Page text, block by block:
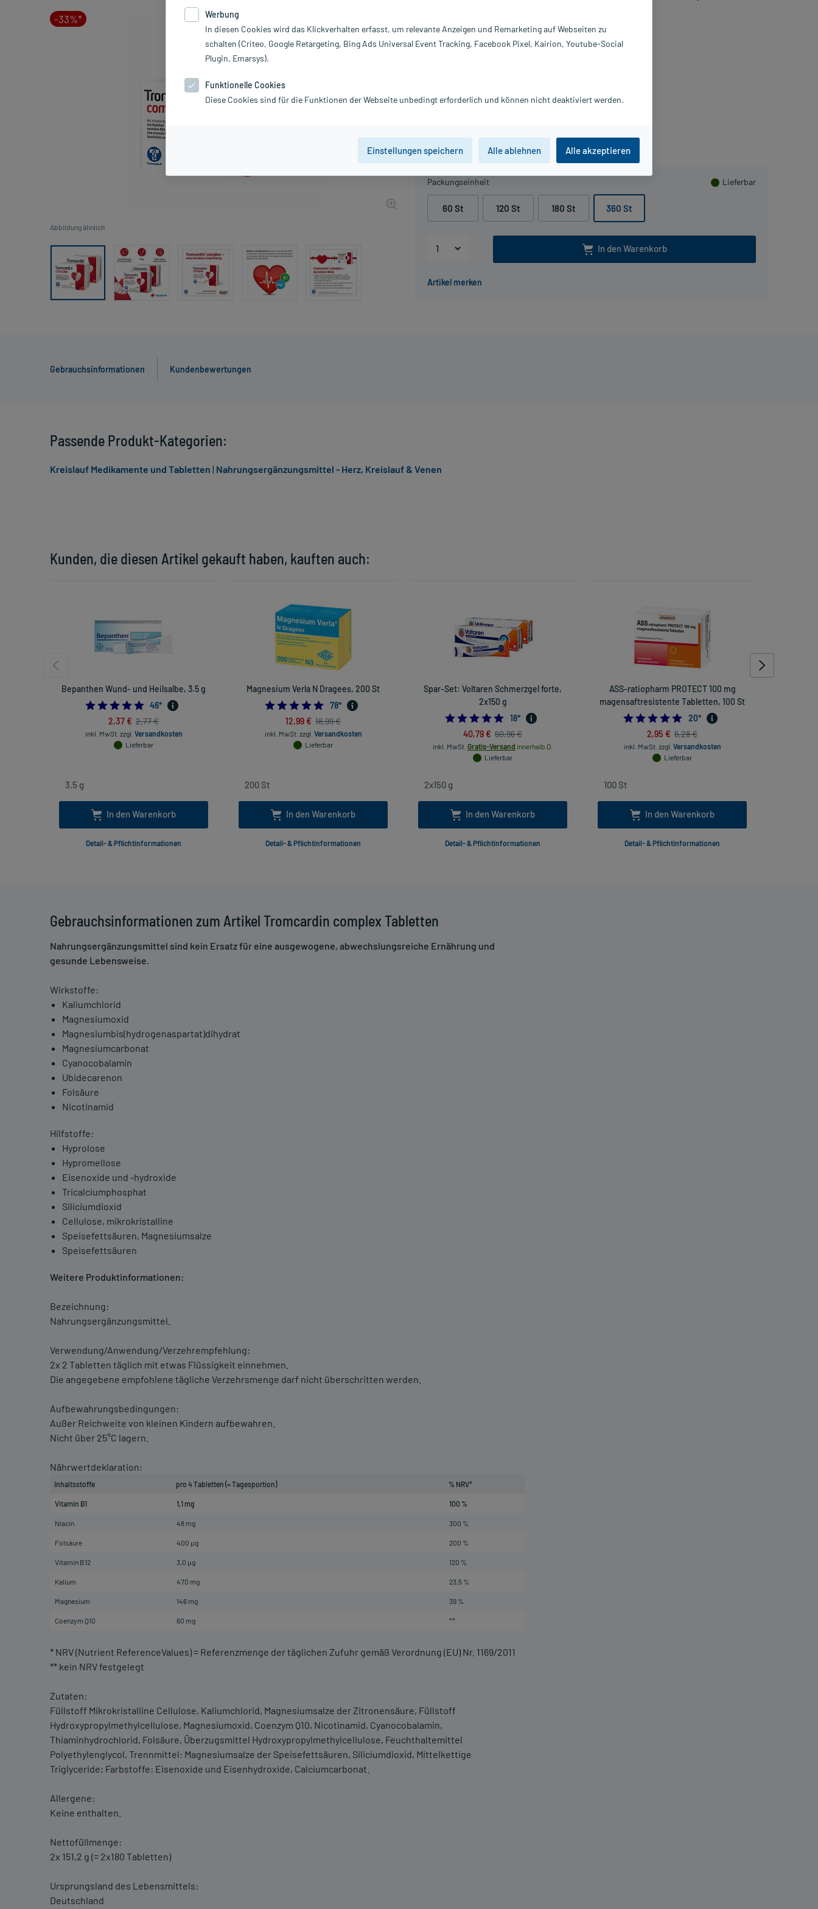
-33%*
Abbildung ähnlich
inkl. MwSt. Gratis-Versandinnerhalb D.
Packungseinheit Lieferbar
60 St 120 St 180 St 360 St
In den Warenkorb
Darreichung:
Tabletten
Inhalt:
2X180 St
Produktbroschüre als PDF
Gebrauchsinformationen Kundenbewertungen
Gebrauchsinformationen zum Artikel Tromcardin complex Tabletten
Nahrungsergänzungsmittel sind kein Ersatz für eine ausgewogene, abwechslungsreiche Ernährung und
gesunde Lebensweise.
Wirkstoffe:
Kaliumchlorid
Magnesiumoxid
Magnesiumbis(hydrogenaspartat)dihydrat
Magnesiumcarbonat
Cyanocobalamin
Ubidecarenon
Folsäure
Nicotinamid
Hilfstoffe:
Hyprolose
Hypromellose
Eisenoxide und -hydroxide
Tricalciumphosphat
Siliciumdioxid
Cellulose, mikrokristalline
Speisefettsäuren, Magnesiumsalze
Speisefettsäuren
Weitere Produktinformationen:
Bezeichnung:
Nahrungsergänzungsmittel.
Verwendung/Anwendung/Verzehrempfehlung:
2x 2 Tabletten täglich mit etwas Flüssigkeit einnehmen.
Die angegebene empfohlene tägliche Verzehrsmenge darf nicht überschritten werden.
Aufbewahrungsbedingungen:
Außer Reichweite von kleinen Kindern aufbewahren.
Nicht über 25°C lagern.
Nährwertdeklaration:
Inhaltsstoffe pro 4 Tabletten (= Tagesportion) % NRV*
Vitamin B1 1,1 mg 100 %
Niacin 48 mg 300 %
Folsäure 400 µg 200 %
Vitamin B12 3,0 µg 120 %
Kalium 470 mg 23,5 %
Magnesium 146 mg 39 %
Coenzym Q10 60 mg **
* NRV (Nutrient ReferenceValues) = Referenzmenge der täglichen Zufuhr gemäß Verordnung (EU) Nr. 1169/2011
** kein NRV festgelegt
Zutaten:
Füllstoff Mikrokristalline Cellulose, Kaliumchlorid, Magnesiumsalze der Zitronensäure, Füllstoff
Hydroxypropylmethylcellulose, Magnesiumoxid, Coenzym Q10, Nicotinamid, Cyanocobalamin,
Thiaminhydrochlorid, Folsäure, Überzugsmittel Hydroxypropylmethylcellulose, Feuchthaltemittel
Polyethylenglycol, Trennmittel: Magnesiumsalze der Speisefettsäuren, Siliciumdioxid, Mittelkettige
Triglyceride; Farbstoffe: Eisenoxide und Eisenhydroxide, Calciumcarbonat.
Allergene:
Keine enthalten.
Nettofüllmenge:
2x 151,2 g (= 2x180 Tabletten)
Ursprungsland des Lebensmittels:
Deutschland
Kunden, die diesen Artikel gekauft haben, kauften auch:
Bepanthen Wund- und Heilsalbe, 3.5 g
5.0
46*
2,37 € 2,77 €
inkl. MwSt. zzgl. Versandkosten
Lieferbar
In den Warenkorb
Detail- & Pflichtinformationen
Magnesium Verla N Dragees, 200 St
4.884615384615385
78*
12,99 € 18,99 €
inkl. MwSt. zzgl. Versandkosten
Lieferbar
In den Warenkorb
Detail- & Pflichtinformationen
Spar-Set: Voltaren Schmerzgel forte,
2x150 g
5.0
18*
40,79 € 60,96 €
inkl. MwSt. Gratis-Versand innerhalb D.
Lieferbar
In den Warenkorb
Detail- & Pflichtinformationen
ASS-ratiopharm PROTECT 100 mg
magensaftresistente Tabletten, 100 St
4.9
20*
2,95 € 6,28 €
inkl. MwSt. zzgl. Versandkosten
Lieferbar
In den Warenkorb
Detail- & Pflichtinformationen
Passende Produkt-Kategorien:
Kreislauf Medikamente und Tabletten | Nahrungsergänzungsmittel - Herz, Kreislauf & Venen
Werbung
In diesen Cookies wird das Klickverhalten erfasst, um relevante Anzeigen und Remarketing auf Webseiten zu
schalten (Criteo, Google Retargeting, Bing Ads Universal Event Tracking, Facebook Pixel, Kairion, Youtube-Social
Plugin, Emarsys).
Funktionelle Cookies
Diese Cookies sind für die Funktionen der Webseite unbedingt erforderlich und können nicht deaktiviert werden.
Einstellungen speichern Alle ablehnen Alle akzeptieren